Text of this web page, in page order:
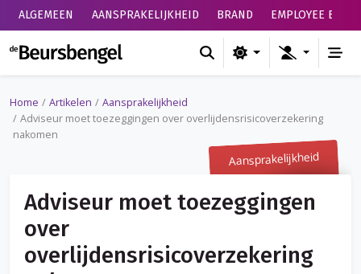
ALGEMEEN AANSPRAKELIJKHEID BRAND EMPLOYEE
de Beursbengel
Home Artikelen
Aansprakelijkheid
Adviseur moet toezeggingen over overlijdensrisicoverzekering
nakomen
Aansprakelijkheid
Adviseur moet toezeggingen
over
overlijdensrisicoverzekering